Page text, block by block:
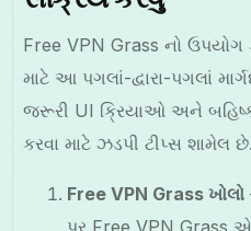
Free VPN Grass નો
માટે આ પગલાં-દ્વારા-પગલાં
જરૂરી UI ક્રિયાઓ અને
કરવા માટે ઝડપી ટીપ્સ શામેલ છે.
Free VPN Grass ખોલો
પર Free VPN Grass